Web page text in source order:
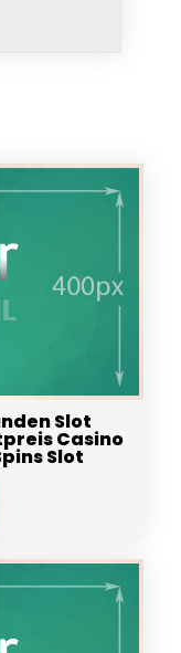
Slot
Casino
Slot